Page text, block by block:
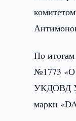
По
№1773 «О
УКДОВД
марки